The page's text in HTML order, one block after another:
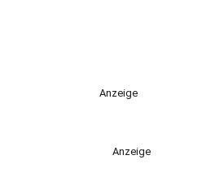
Anzeige
Anzeige